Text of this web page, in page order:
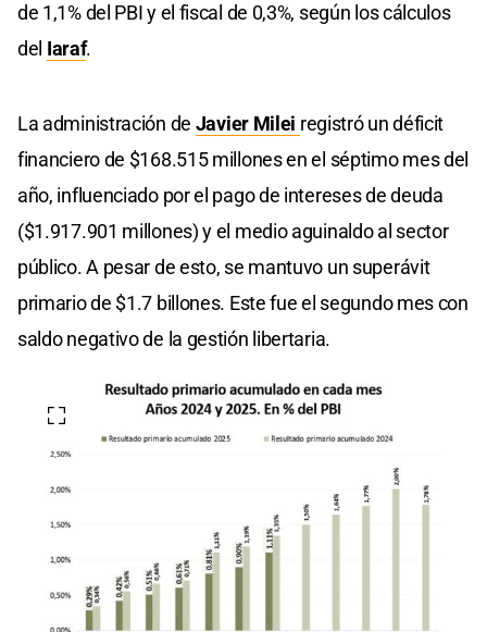
de 1,1% del PBI y el fiscal de 0,3%, según los cálculos
del Iaraf.
La administración de Javier Milei registró un déficit
financiero de $168.515 millones en el séptimo mes del
año, influenciado por el pago de intereses de deuda
($1.917.901 millones) y el medio aguinaldo al sector
público. A pesar de esto, se mantuvo un superávit
primario de $1.7 billones. Este fue el segundo mes con
saldo negativo de la gestión libertaria.